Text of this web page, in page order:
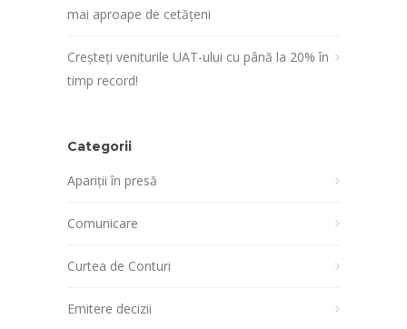
mai aproape de cetățeni
Creșteți veniturile UAT-ului cu până la 20% în
timp record!
Categorii
Apariții în presă
Comunicare
Curtea de Conturi
Emitere decizii